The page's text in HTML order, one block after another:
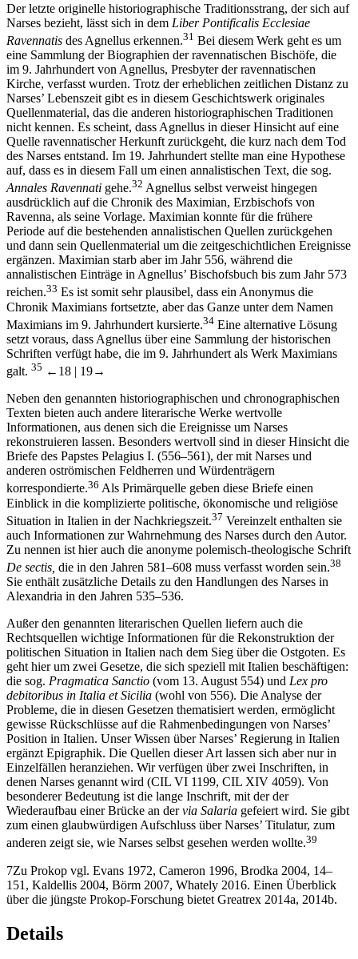
Der letzte originelle historiographische Traditionsstrang, der sich auf
Narses bezieht, lässt sich in dem Liber Pontificalis Ecclesiae
Ravennatis des Agnellus erkennen.31 Bei diesem Werk geht es um
eine Sammlung der Biographien der ravennatischen Bischöfe, die
im 9. Jahrhundert von Agnellus, Presbyter der ravennatischen
Kirche, verfasst wurden. Trotz der erheblichen zeitlichen Distanz zu
Narses’ Lebenszeit gibt es in diesem Geschichtswerk originales
Quellenmaterial, das die anderen historiographischen Traditionen
nicht kennen. Es scheint, dass Agnellus in dieser Hinsicht auf eine
Quelle ravennatischer Herkunft zurückgeht, die kurz nach dem Tod
des Narses entstand. Im 19. Jahrhundert stellte man eine Hypothese
auf, dass es in diesem Fall um einen annalistischen Text, die sog.
Annales Ravennati gehe.32 Agnellus selbst verweist hingegen
ausdrücklich auf die Chronik des Maximian, Erzbischofs von
Ravenna, als seine Vorlage. Maximian konnte für die frühere
Periode auf die bestehenden annalistischen Quellen zurückgehen
und dann sein Quellenmaterial um die zeitgeschichtlichen Ereignisse
ergänzen. Maximian starb aber im Jahr 556, während die
annalistischen Einträge in Agnellus’ Bischofsbuch bis zum Jahr 573
reichen.33 Es ist somit sehr plausibel, dass ein Anonymus die
Chronik Maximians fortsetzte, aber das Ganze unter dem Namen
Maximians im 9. Jahrhundert kursierte.34 Eine alternative Lösung
setzt voraus, dass Agnellus über eine Sammlung der historischen
Schriften verfügt habe, die im 9. Jahrhundert als Werk Maximians
galt. 35 ←18 |
19→
Neben den genannten historiographischen und chronographischen
Texten bieten auch andere literarische Werke wertvolle
Informationen, aus denen sich die Ereignisse um Narses
rekonstruieren lassen. Besonders wertvoll sind in dieser Hinsicht die
Briefe des Papstes Pelagius I. (556–561), der mit Narses und
anderen oströmischen Feldherren und Würdenträgern
korrespondierte.36 Als Primärquelle geben diese Briefe einen
Einblick in die komplizierte politische, ökonomische und religiöse
Situation in Italien in der Nachkriegszeit.37 Vereinzelt enthalten sie
auch Informationen zur Wahrnehmung des Narses durch den Autor.
Zu nennen ist hier auch die anonyme polemisch-theologische Schrift
De sectis, die in den Jahren 581–608 muss verfasst worden sein.38
Sie enthält zusätzliche Details zu den Handlungen des Narses in
Alexandria in den Jahren 535–536.
Außer den genannten literarischen Quellen liefern auch die
Rechtsquellen wichtige Informationen für die Rekonstruktion der
politischen Situation in Italien nach dem Sieg über die Ostgoten. Es
geht hier um zwei Gesetze, die sich speziell mit Italien beschäftigen:
die sog. Pragmatica Sanctio (vom 13. August 554) und Lex pro
debitoribus in Italia et Sicilia (wohl von 556). Die Analyse der
Probleme, die in diesen Gesetzen thematisiert werden, ermöglicht
gewisse Rückschlüsse auf die Rahmenbedingungen von Narses’
Position in Italien. Unser Wissen über Narses’ Regierung in Italien
ergänzt Epigraphik. Die Quellen dieser Art lassen sich aber nur in
Einzelfällen heranziehen. Wir verfügen über zwei Inschriften, in
denen Narses genannt wird (CIL VI 1199, CIL XIV 4059). Von
besonderer Bedeutung ist die lange Inschrift, mit der der
Wiederaufbau einer Brücke an dervia Salaria gefeiert wird. Sie gibt
zum einen glaubwürdigen Aufschluss über Narses’ Titulatur, zum
anderen zeigt sie, wie Narses selbst gesehen werden wollte.39
7Zu Prokop vgl. Evans 1972, Cameron 1996, Brodka 2004, 14–
151, Kaldellis 2004, Börm 2007, Whately 2016. Einen Überblick
über die jüngste Prokop-Forschung bietet Greatrex 2014a, 2014b.
Details